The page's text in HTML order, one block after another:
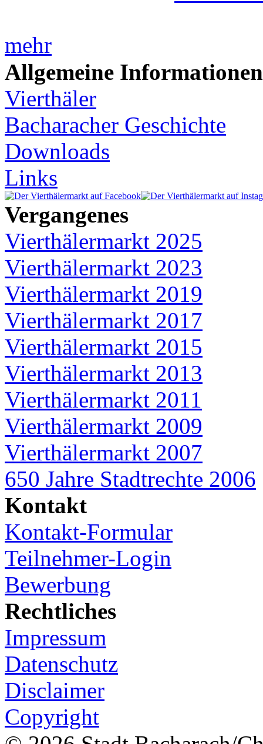
mehr
Allgemeine Informationen
Vierthäler
Bacharacher Geschichte
Downloads
Links
Vergangenes
Vierthälermarkt 2025
Vierthälermarkt 2023
Vierthälermarkt 2019
Vierthälermarkt 2017
Vierthälermarkt 2015
Vierthälermarkt 2013
Vierthälermarkt 2011
Vierthälermarkt 2009
Vierthälermarkt 2007
650 Jahre Stadtrechte 2006
Kontakt
Kontakt-Formular
Teilnehmer-Login
Bewerbung
Rechtliches
Impressum
Datenschutz
Disclaimer
Copyright